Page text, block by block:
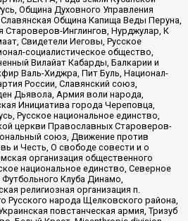
Община Духовного Управления
Община Капища Веды Перуна,
Староверов-Инглингов, Нурджулар, К
Свидетели Иеговы, Русское
социалистическое общество,
Вилайат Кабарды, Балкарии и
Валь-Хиджра, Пит Буль, Национал-
России, Славянский союз,
Дьявола, Армия воли народа,
Инициатива города Череповца,
Русское национальное единство,
церкви Православных Староверов-
союз, Движение против
и Честь, О свободе совести и о
организация общественного
национальное единство, Северное
Клуба Динамо,
религиозная организация п.
Русского народа Щелковского района,
повстанческая армия, Тризуб